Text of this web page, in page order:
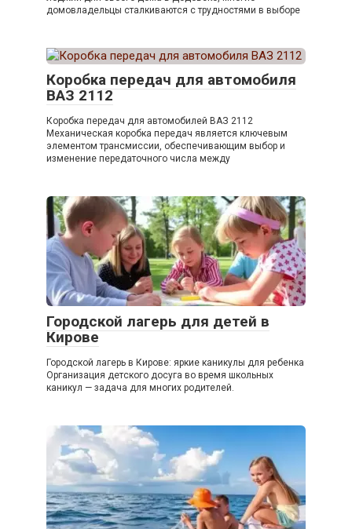
домовладельцы сталкиваются с трудностями в выборе
Коробка передач для автомобиля
ВАЗ 2112
Коробка передач для автомобилей ВАЗ 2112
Механическая коробка передач является ключевым
элементом трансмиссии, обеспечивающим выбор и
изменение передаточного числа между
Городской лагерь для детей в
Кирове
Городской лагерь в Кирове: яркие каникулы для ребенка
Организация детского досуга во время школьных
каникул — задача для многих родителей.